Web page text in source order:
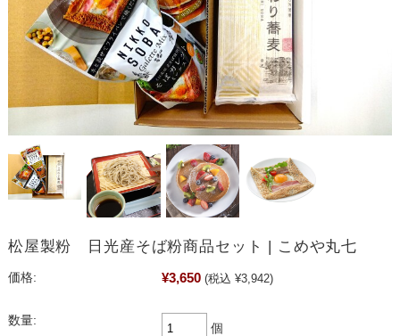
松屋製粉 日光産そば粉商品セット | こめや丸七
価格: ¥3,650 (税込 ¥3,942)
数量:
個